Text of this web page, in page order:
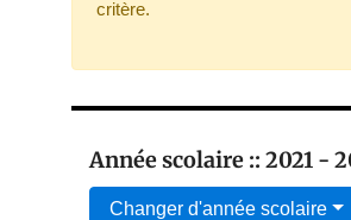
critère.
Année scolaire :: 2021 -
Changer d'année scolaire